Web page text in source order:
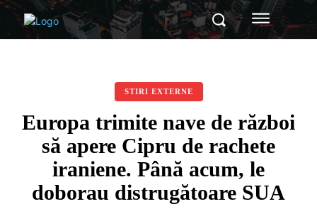
STIRI EXTERNE
Europa trimite nave de război
să apere Cipru de rachete
iraniene. Până acum, le
doborau distrugătoare SUA